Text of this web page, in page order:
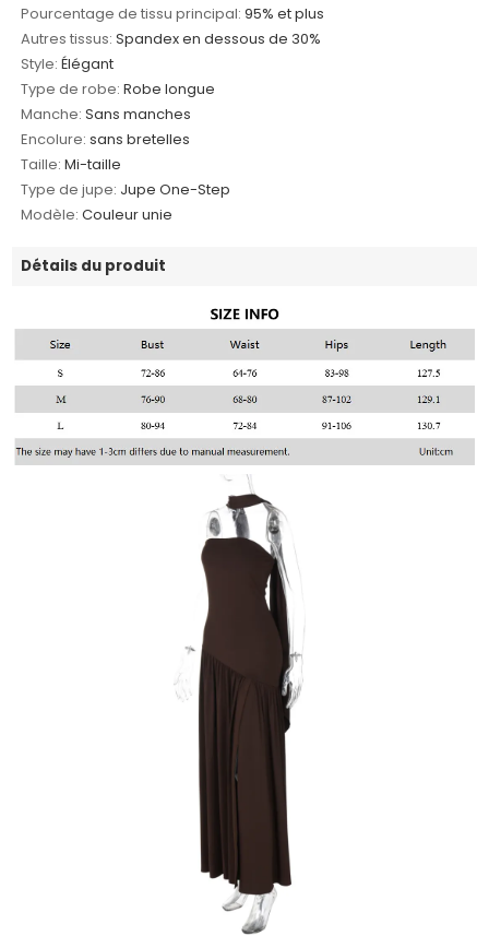
Pourcentage de tissu principal: 95% et plus
Autres tissus: Spandex en dessous de 30%
Style: Élégant
Type de robe: Robe longue
Manche: Sans manches
Encolure: sans bretelles
Taille: Mi-taille
Type de jupe: Jupe One-Step
Modèle: Couleur unie
Détails du produit